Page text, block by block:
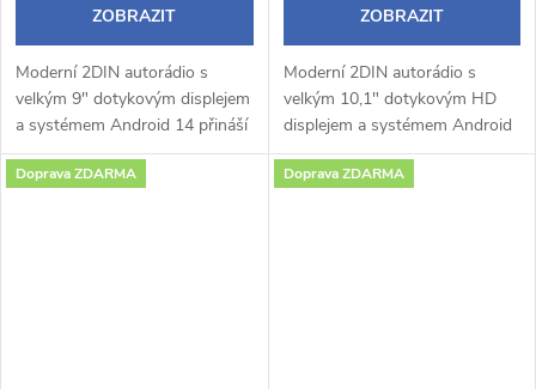
ZOBRAZIT
Moderní 2DIN autorádio s
velkým 9" dotykovým displejem
a systémem Android 14 přináší
pohodlné a chytré ovládání
během jízdy. Bezdrátové Apple
ZOBRAZIT
Moderní 2DIN autorádio s
velkým 10,1" dotykovým HD
displejem a systémem Android
14 přináší pohodlné a chytré
ovládání během jízdy.
Doprava ZDARMA Doprava ZDARMA